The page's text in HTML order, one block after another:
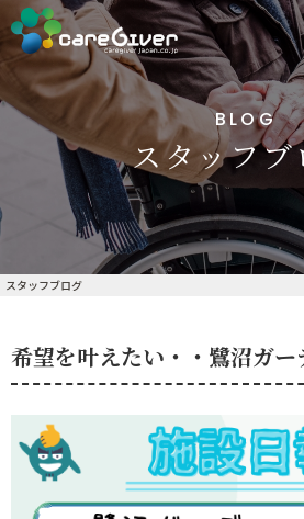
スタッフブログ
BLOG
スタッフブ
希望を叶えたい・・鷺沼ガ